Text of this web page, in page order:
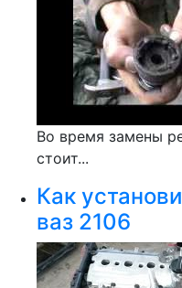
Во время замены
стоит...
Как
ваз 2106